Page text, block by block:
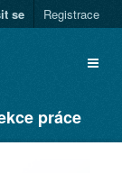
se Registrace
práce